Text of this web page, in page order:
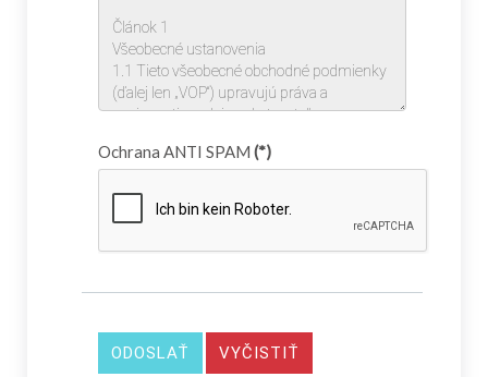
Ochrana ANTI SPAM (*)